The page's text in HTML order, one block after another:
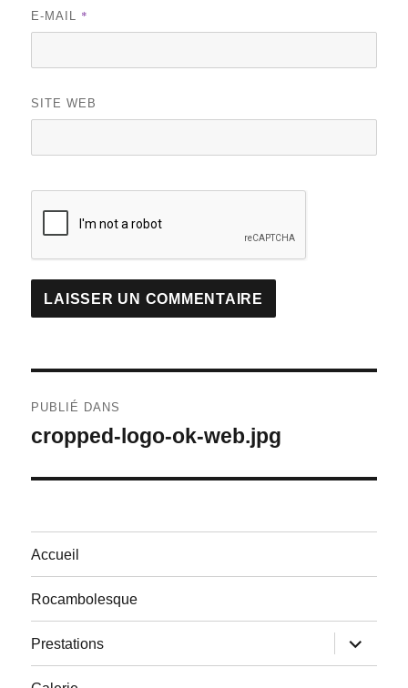
E-MAIL *
SITE WEB
de
PUBLIÉ DANS
cropped-logo-ok-web.jpg
Accueil
Rocambolesque
Prestations
ouvrir
le
sous-